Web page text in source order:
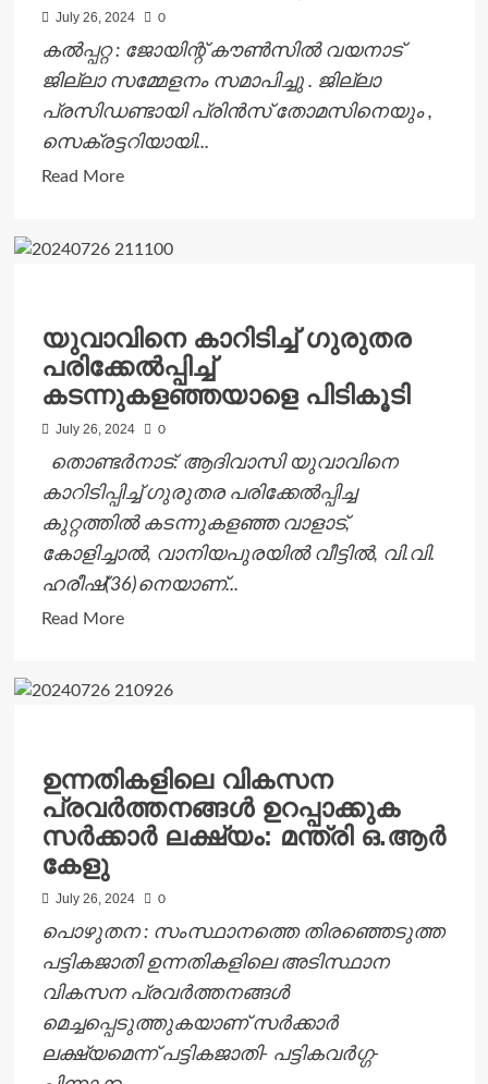
ക്യാമ്പ്
July 26, 2024 0
കല്‍പ്പറ്റ : ജോയിന്റ് കൗണ്‍സില്‍ വയനാട്
ജില്ലാ സമ്മേളനം സമാപിച്ചു . ജില്ലാ
പ്രസിഡണ്ടായി പ്രിന്‍സ് തോമസിനെയും ,
സെക്രട്ടറിയായി...
Read MoreRead
ജോയിന്റ്
സമ്മേളനം
സമാപിച്ചു
യുവാവിനെ കാറിടിച്ച് ഗുരുതര
പരിക്കേല്‍പ്പിച്ച്
കടന്നുകളഞ്ഞയാളെ പിടികൂടി
July 26, 2024 0
തൊണ്ടര്‍നാട്: ആദിവാസി യുവാവിനെ
കാറിടിപ്പിച്ച് ഗുരുതര പരിക്കേല്‍പ്പിച്ച
കുറ്റത്തിൽ കടന്നുകളഞ്ഞ വാളാട്,
കോളിച്ചാല്‍, വാനിയപുരയില്‍ വീട്ടില്‍, വി.വി.
ഹരീഷ്(36)നെയാണ്...
Read MoreRead
യുവാവിനെ
പരിക്കേല്‍പ്പിച്ച്
കടന്നുകളഞ്ഞയാളെ
പിടികൂടി
ഉന്നതികളിലെ വികസന
പ്രവർത്തനങ്ങൾ ഉറപ്പാക്കുക
സർക്കാർ ലക്ഷ്യം: മന്ത്രി ഒ.ആർ
കേളു
July 26, 2024 0
പൊഴുതന : സംസ്ഥാനത്തെ തിരഞ്ഞെടുത്ത
പട്ടികജാതി ഉന്നതികളിലെ അടിസ്ഥാന
വികസന പ്രവർത്തനങ്ങൾ
മെച്ചപ്പെടുത്തുകയാണ് സർക്കാർ
ലക്ഷ്യമെന്ന് പട്ടികജാതി- പട്ടികവർഗ്ഗ-